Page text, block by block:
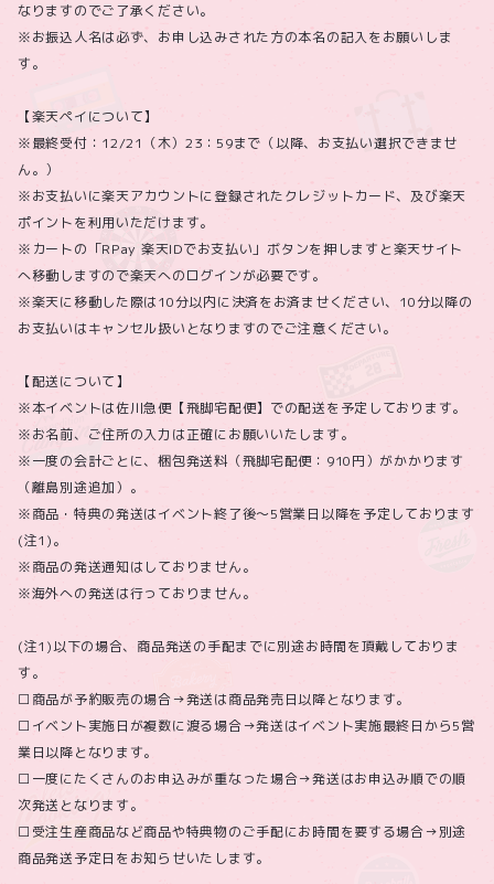
なりますのでご了承ください。
※お振込人名は必ず、お申し込みされた方の本名の記入をお願いしま
す。
【楽天ペイについて】
※最終受付：12/21（木）23：59まで（以降、お支払い選択できませ
ん。）
※お支払いに楽天アカウントに登録されたクレジットカード、及び楽天
ポイントを利用いただけます。
※カートの「RPay 楽天IDでお支払い」ボタンを押しますと楽天サイト
へ移動しますので楽天へのログインが必要です。
※楽天に移動した際は10分以内に決済をお済ませください、10分以降の
お支払いはキャンセル扱いとなりますのでご注意ください。
【配送について】
※本イベントは佐川急便【飛脚宅配便】での配送を予定しております。
※お名前、ご住所の入力は正確にお願いいたします。
※一度の会計ごとに、梱包発送料（飛脚宅配便：910円）がかかります
（離島別途追加）。
※商品・特典の発送はイベント終了後～5営業日以降を予定しております
(注1)。
※商品の発送通知はしておりません。
※海外への発送は行っておりません。
(注1)以下の場合、商品発送の手配までに別途お時間を頂戴しておりま
す。
□商品が予約販売の場合→発送は商品発売日以降となります。
□イベント実施日が複数に渡る場合→発送はイベント実施最終日から5営
業日以降となります。
□一度にたくさんのお申込みが重なった場合→発送はお申込み順での順
次発送となります。
□受注生産商品など商品や特典物のご手配にお時間を要する場合→別途
商品発送予定日をお知らせいたします。